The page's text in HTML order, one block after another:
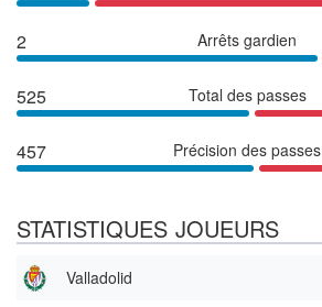
2 Arrêts gardien
525 Total des passes
457 Précision des passes
STATISTIQUES JOUEURS
Valladolid